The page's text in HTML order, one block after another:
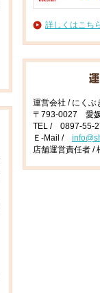
詳しくはこち
運営会社 / にくぶ
〒793-0027 愛
TEL / 0897-55-
Ｅ-Mail /
店舗運営責任者 /